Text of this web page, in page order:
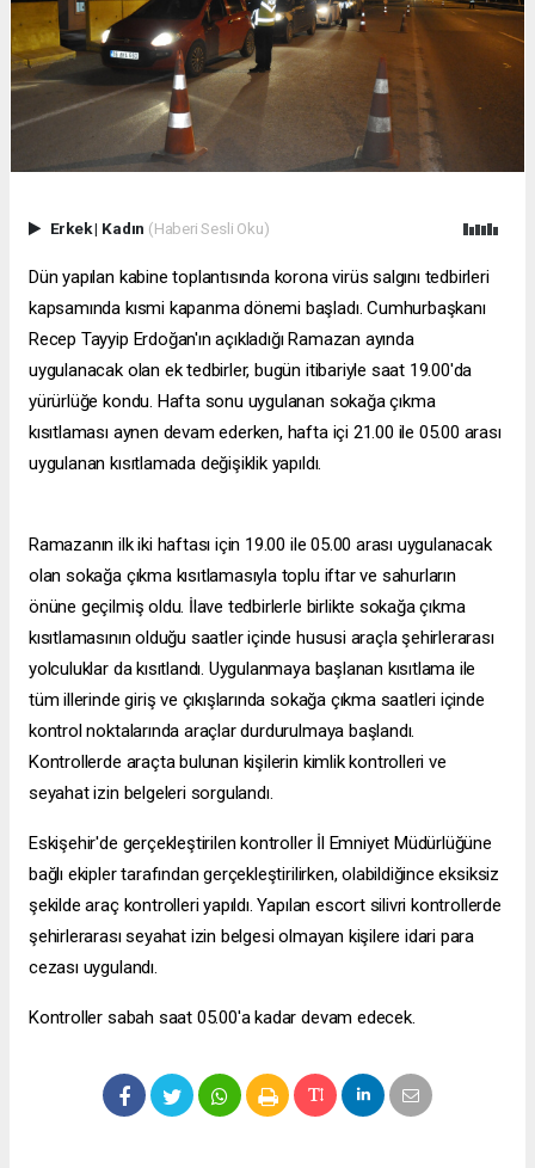
Erkek| Kadın (Haberi Sesli Oku)
Dün yapılan kabine toplantısında korona virüs salgını tedbirleri
kapsamında kısmi kapanma dönemi başladı. Cumhurbaşkanı
Recep Tayyip Erdoğan'ın açıkladığı Ramazan ayında
uygulanacak olan ek tedbirler, bugün itibariyle saat 19.00'da
yürürlüğe kondu. Hafta sonu uygulanan sokağa çıkma
kısıtlaması aynen devam ederken, hafta içi 21.00 ile 05.00 arası
uygulanan kısıtlamada değişiklik yapıldı.
Ramazanın ilk iki haftası için 19.00 ile 05.00 arası uygulanacak
olan sokağa çıkma kısıtlamasıyla toplu iftar ve sahurların
önüne geçilmiş oldu. İlave tedbirlerle birlikte sokağa çıkma
kısıtlamasının olduğu saatler içinde hususi araçla şehirlerarası
yolculuklar da kısıtlandı. Uygulanmaya başlanan kısıtlama ile
tüm illerinde giriş ve çıkışlarında sokağa çıkma saatleri içinde
kontrol noktalarında araçlar durdurulmaya başlandı.
Kontrollerde araçta bulunan kişilerin kimlik kontrolleri ve
seyahat izin belgeleri sorgulandı.
Eskişehir'de gerçekleştirilen kontroller İl Emniyet Müdürlüğüne
bağlı ekipler tarafından gerçekleştirilirken, olabildiğince eksiksiz
şekilde araç kontrolleri yapıldı. Yapılan escort silivri kontrollerde
şehirlerarası seyahat izin belgesi olmayan kişilere idari para
cezası uygulandı.
Kontroller sabah saat 05.00'a kadar devam edecek.